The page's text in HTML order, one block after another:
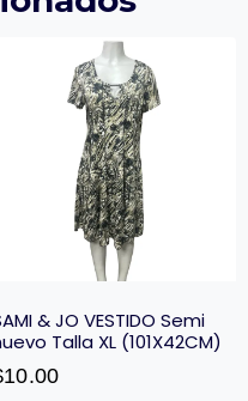
& JO VESTIDO Semi
Talla XL (101X42CM)
10.00